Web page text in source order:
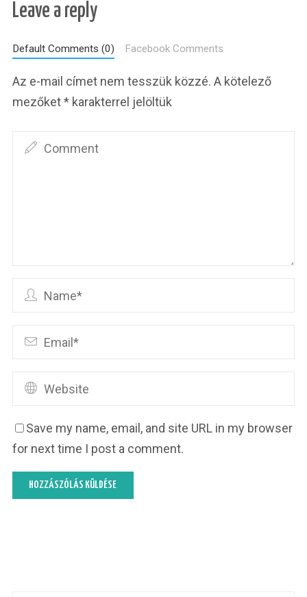
Leave a reply
Default Comments (0) Facebook Comments
Az e-mail címet nem tesszük közzé. A kötelező
mezőket* karakterrel jelöltük
Save my name, email, and site URL in my browser
for next time I post a comment.